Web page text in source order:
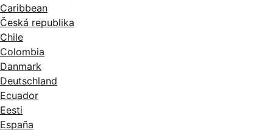
Caribbean
Česká republika
Chile
Colombia
Danmark
Deutschland
Ecuador
Eesti
España